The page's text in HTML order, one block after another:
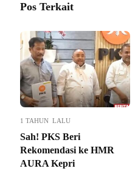
Pos Terkait
1 TAHUN LALU
Sah! PKS Beri
Rekomendasi ke HMR
AURA Kepri